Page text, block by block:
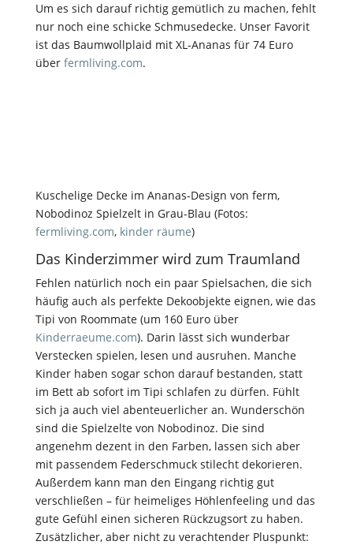
Um es sich darauf richtig gemütlich zu machen, fehlt
nur noch eine schicke Schmusedecke. Unser Favorit
ist das Baumwollplaid mit XL-Ananas für 74 Euro
über fermliving.com.
Kuschelige Decke im Ananas-Design von ferm,
Nobodinoz Spielzelt in Grau-Blau (Fotos:
fermliving.com, kinder räume)
Das Kinderzimmer wird zum Traumland
Fehlen natürlich noch ein paar Spielsachen, die sich
häufig auch als perfekte Dekoobjekte eignen, wie das
Tipi von Roommate (um 160 Euro über
Kinderraeume.com). Darin lässt sich wunderbar
Verstecken spielen, lesen und ausruhen. Manche
Kinder haben sogar schon darauf bestanden, statt
im Bett ab sofort im Tipi schlafen zu dürfen. Fühlt
sich ja auch viel abenteuerlicher an. Wunderschön
sind die Spielzelte von Nobodinoz. Die sind
angenehm dezent in den Farben, lassen sich aber
mit passendem Federschmuck stilecht dekorieren.
Außerdem kann man den Eingang richtig gut
verschließen – für heimeliges Höhlenfeeling und das
gute Gefühl einen sicheren Rückzugsort zu haben.
Zusätzlicher, aber nicht zu verachtender Pluspunkt: